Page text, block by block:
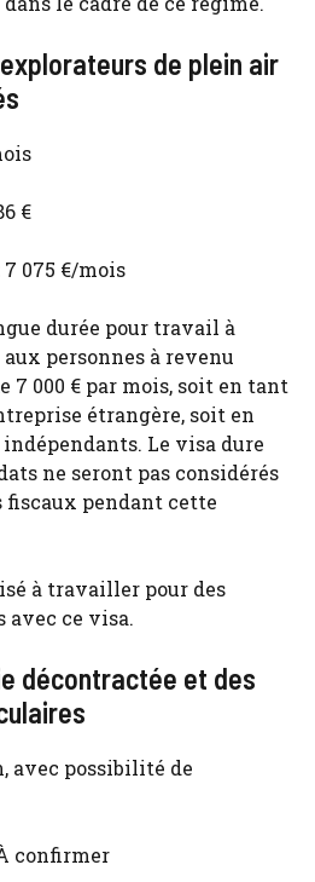
de plein air
€
7 075 €/mois
durée pour travail à
aux personnes à revenu
7 000 € par mois, soit en tant
étrangère, soit en
Le visa dure
ne seront pas considérés
fiscaux pendant cette
à travailler pour des
avec ce visa.
décontractée et des
avec possibilité de
confirmer